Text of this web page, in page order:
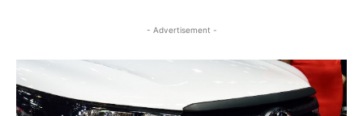
- Advertisement -